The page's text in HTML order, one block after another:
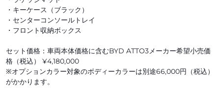
・キーケース（ブラック）
・センターコンソールトレイ
・フロント収納ボックス
セット価格：車両本体価格に含むBYD ATTO3メーカー希望小売価
格（税込） ¥4,180,000
※オプションカラー対象のボディーカラーは別途66,000円（税込）
がかかります。